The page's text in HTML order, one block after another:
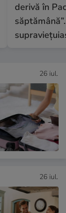
derivă în
26 iul.
26 iul.